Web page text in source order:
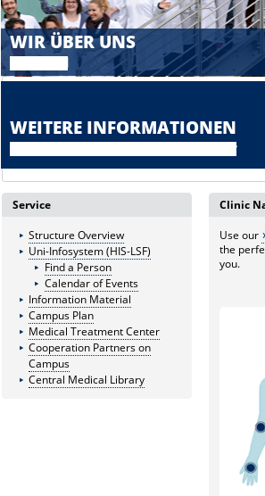
WIR ÜBER UNS
WEITERE INFORMATIONEN
Service
Structure Overview
Uni-Infosystem (HIS-LSF)
Find a Person
Calendar of Events
Information Material
Campus Plan
Medical Treatment Center
Cooperation Partners on
Campus
Central Medical Library
Clinic
Use our
the
you.